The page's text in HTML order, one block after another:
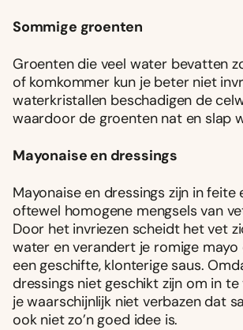
Sommige groenten
Groenten die veel water bevatten
of komkommer kun je beter niet
waterkristallen beschadigen de
waardoor de groenten nat en slap
Mayonaise en dressings
Mayonaise en dressings zijn in feite
oftewel homogene mengsels van
Door het invriezen scheidt het vet
water en verandert je romige mayo
een geschifte, klonterige saus.
dressings niet geschikt zijn om in te
je waarschijnlijk niet verbazen dat
ook niet zo’n goed idee is.